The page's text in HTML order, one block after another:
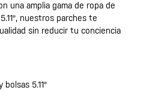
una amplia gama de ropa de
nuestros parches te
sin reducir tu conciencia
5.11®